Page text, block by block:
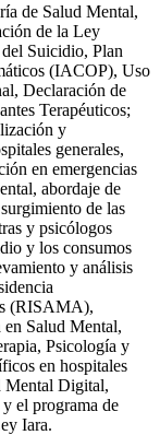
de Salud Mental,
de la Ley
Suicidio, Plan
(IACOP), Uso
Declaración de
Terapéuticos;
y
generales,
en emergencias
abordaje de
de las
y psicólogos
y los consumos
y análisis
(RISAMA),
en Salud Mental,
Psicología y
en hospitales
Mental Digital,
el programa de
Iara.